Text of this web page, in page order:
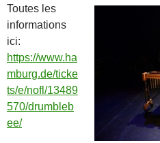
Toutes les
informations
ici:
https://www.ha
mburg.de/ticke
ts/e/nofl/13489
570/drumbleb
ee/